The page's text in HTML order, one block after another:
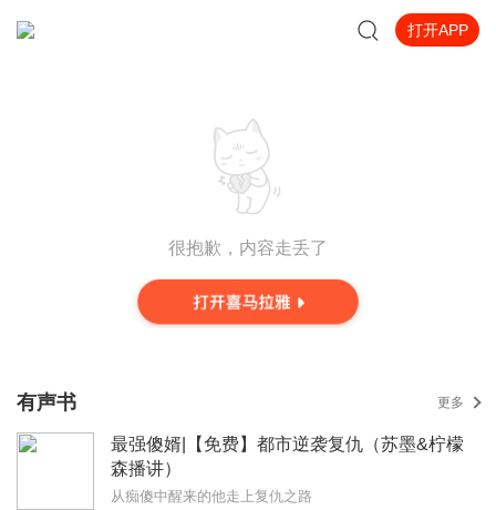
打开APP
很抱歉，内容走丢了
有声书 更多
最强傻婿|【免费】都市逆袭复仇（苏墨&柠檬
森播讲）
从痴傻中醒来的他走上复仇之路